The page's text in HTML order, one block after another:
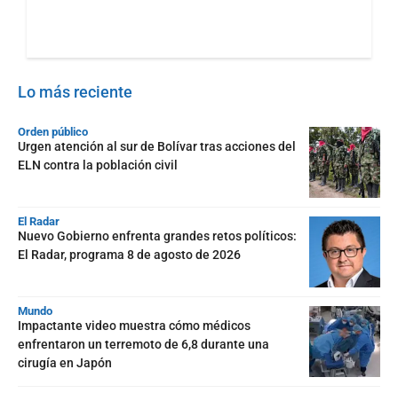
Lo más reciente
Orden público
Urgen atención al sur de Bolívar tras acciones del
ELN contra la población civil
El Radar
Nuevo Gobierno enfrenta grandes retos políticos:
El Radar, programa 8 de agosto de 2026
Mundo
Impactante video muestra cómo médicos
enfrentaron un terremoto de 6,8 durante una
cirugía en Japón